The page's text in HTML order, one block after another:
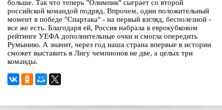
больше. Так что теперь "Олимпик" сыграет со второй
российской командой подряд. Впрочем, один положительный
момент в победе "Спартака" - на первый взгляд, бесполезной -
все же есть. Благодаря ей, Россия набрала в еврокубковом
рейтинге УЕФА дополнительные очки и смогла опередить
Румынию. А значит, через год наша страна впервые в истории
сможет выставить в Лигу чемпионов не две, а целых три
команды.